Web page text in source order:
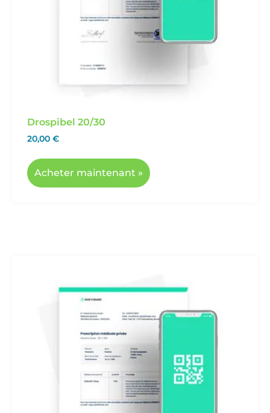
Drospibel 20/30
20,00 €
Acheter maintenant »